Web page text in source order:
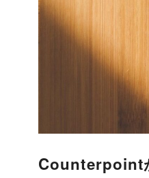
Counterpoint